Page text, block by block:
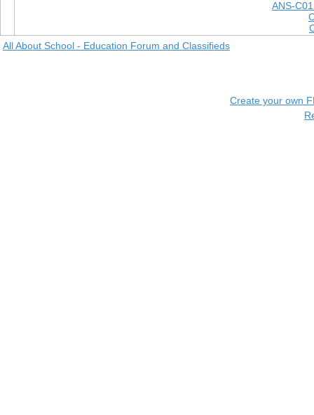
ANS-
All About School - Education Forum and Classifieds
Create your own